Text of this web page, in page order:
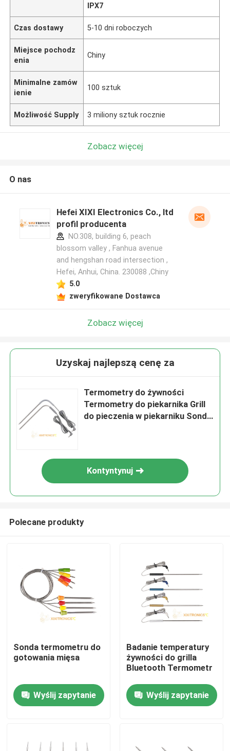
Dom
Łączność
IPX7
Czas dostawy 5-10 dni roboczych
Miejsce pochodz
enia
Chiny
Minimalne zamów
ienie
100 sztuk
Możliwość Supply 3 miliony sztuk rocznie
Zobacz więcej
O nas
Hefei XIXI Electronics Co., ltd
profil producenta
NO.308, building 6, peach
blossom valley , Fanhua avenue
and hengshan road intersection ,
Hefei, Anhui, China. 230088 ,Chiny
5.0
zweryfikowane Dostawca
Zobacz więcej
Uzyskaj najlepszą cenę za
Termometry do żywności
Termometry do piekarnika Grill
do pieczenia w piekarniku Sonda
Kontyntynuj
Polecane produkty
Sonda termometru do
gotowania mięsa
Wyślij zapytanie
Badanie temperatury
żywności do grilla
Bluetooth Termometr
Wyślij zapytanie